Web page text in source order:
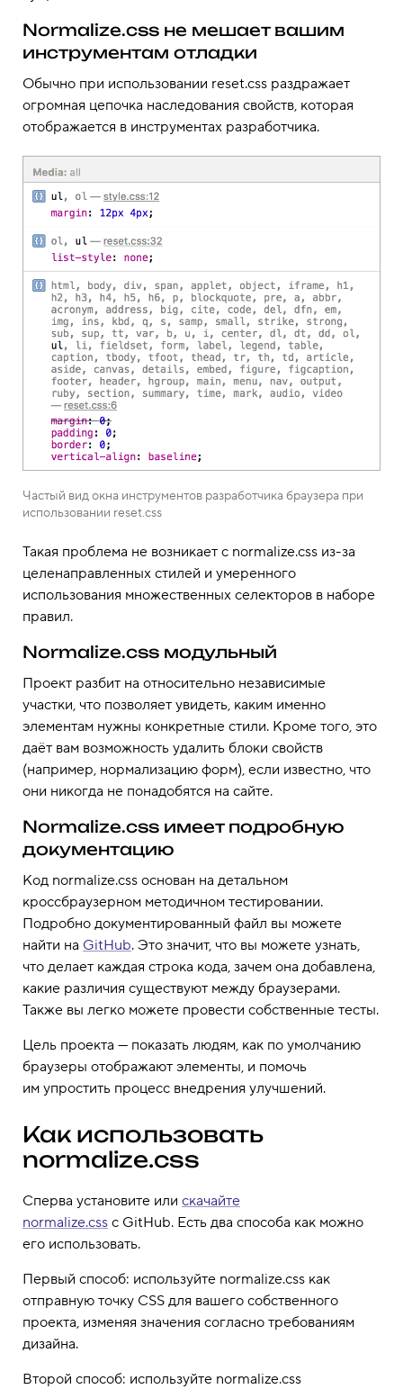
Normalize.css не мешает вашим
инструментам отладки
Обычно при использовании reset.css раздражает
огромная цепочка наследования свойств, которая
отображается в инструментах разработчика.
Частый вид окна инструментов разработчика браузера при
использовании reset.css
Такая проблема не возникает с normalize.css из-за
целенаправленных стилей и умеренного
использования множественных селекторов в наборе
правил.
Normalize.css модульный
Проект разбит на относительно независимые
участки, что позволяет увидеть, каким именно
элементам нужны конкретные стили. Кроме того, это
даёт вам возможность удалить блоки свойств
(например, нормализацию форм), если известно, что
они никогда не понадобятся на сайте.
Normalize.css имеет подробную
документацию
Код normalize.css основан на детальном
кроссбраузерном методичном тестировании.
Подробно документированный файл вы можете
найти на GitHub. Это значит, что вы можете узнать,
что делает каждая строка кода, зачем она добавлена,
какие различия существуют между браузерами.
Также вы легко можете провести собственные тесты.
Цель проекта — показать людям, как по умолчанию
браузеры отображают элементы, и помочь
им упростить процесс внедрения улучшений.
Как использовать
normalize.css
Сперва установите или скачайте
normalize.css с GitHub. Есть два способа как можно
его использовать.
Первый способ: используйте normalize.css как
отправную точку CSS для вашего собственного
проекта, изменяя значения согласно требованиям
дизайна.
Второй способ: используйте normalize.css